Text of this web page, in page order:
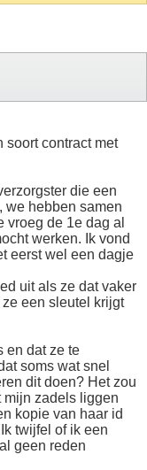
soort contract met
die een
we hebben samen
vroeg de 1e dag al
werken. Ik vond
eerst wel een dagje
uit als ze dat vaker
een sleutel krijgt
en dat ze te
soms wat snel
dit doen? Het zou
mijn zadels liggen
kopie van haar id
twijfel of ik een
geen reden